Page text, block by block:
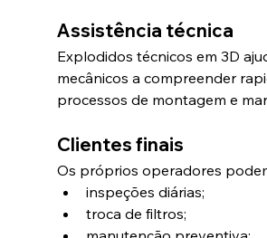
Assistência técnica
Explodidos técnicos em 3D
mecânicos a compreender
processos de montagem e
Clientes finais
Os próprios operadores
inspeções diárias;
troca de filtros;